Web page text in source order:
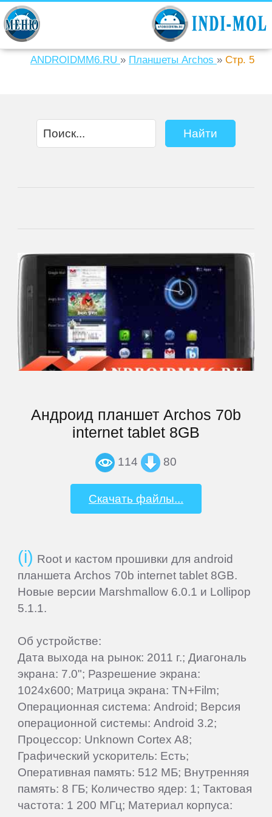
ANDROIDMM6.RU » Планшеты Archos » Стр. 5
Андроид планшет Archos 70b
internet tablet 8GB
114 80
Скачать файлы...
Root и кастом прошивки для android
планшета Archos 70b internet tablet 8GB.
Новые версии Marshmallow 6.0.1 и Lollipop
5.1.1.
Об устройстве:
Дата выхода на рынок: 2011 г.; Диагональ
экрана: 7.0"; Разрешение экрана:
1024x600; Матрица экрана: TN+Film;
Операционная система: Android; Версия
операционной системы: Android 3.2;
Процессор: Unknown Cortex A8;
Графический ускоритель: Есть;
Оперативная память: 512 МБ; Внутренняя
память: 8 ГБ; Количество ядер: 1; Тактовая
частота: 1 200 МГц; Материал корпуса:
Main
Home
Join
Sign
In
Contacts
Add
Firmware